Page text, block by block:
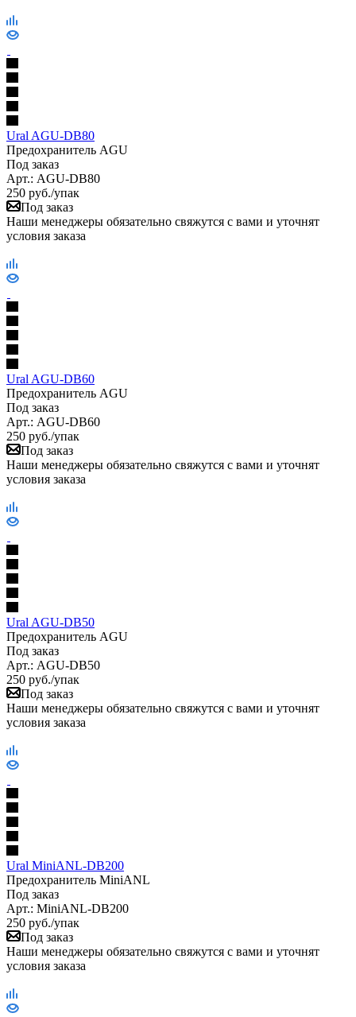
Ural AGU-DB80
Предохранитель AGU
Под заказ
Арт.: AGU-DB80
250 руб./упак
Под заказ
Наши менеджеры обязательно свяжутся с вами и уточнят
условия заказа
Ural AGU-DB60
Предохранитель AGU
Под заказ
Арт.: AGU-DB60
250 руб./упак
Под заказ
Наши менеджеры обязательно свяжутся с вами и уточнят
условия заказа
Ural AGU-DB50
Предохранитель AGU
Под заказ
Арт.: AGU-DB50
250 руб./упак
Под заказ
Наши менеджеры обязательно свяжутся с вами и уточнят
условия заказа
Ural MiniANL-DB200
Предохранитель MiniANL
Под заказ
Арт.: MiniANL-DB200
250 руб./упак
Под заказ
Наши менеджеры обязательно свяжутся с вами и уточнят
условия заказа